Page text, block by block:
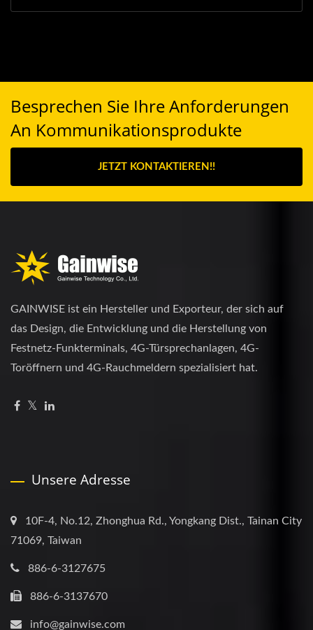
Besprechen Sie Ihre Anforderungen
An Kommunikationsprodukte
JETZT KONTAKTIEREN!!
GAINWISE ist ein Hersteller und Exporteur, der sich auf
das Design, die Entwicklung und die Herstellung von
Festnetz-Funkterminals, 4G-Türsprechanlagen, 4G-
Toröffnern und 4G-Rauchmeldern spezialisiert hat.
Unsere Adresse
10F-4, No.12, Zhonghua Rd., Yongkang Dist., Tainan City
71069, Taiwan
886-6-3127675
886-6-3137670
info@gainwise.com